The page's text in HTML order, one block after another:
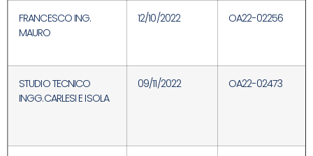
FRANCESCO ING.
MAURO
12/10/2022 OA22-02256
STUDIO TECNICO
INGG.CARLESI E ISOLA
09/11/2022 OA22-02473